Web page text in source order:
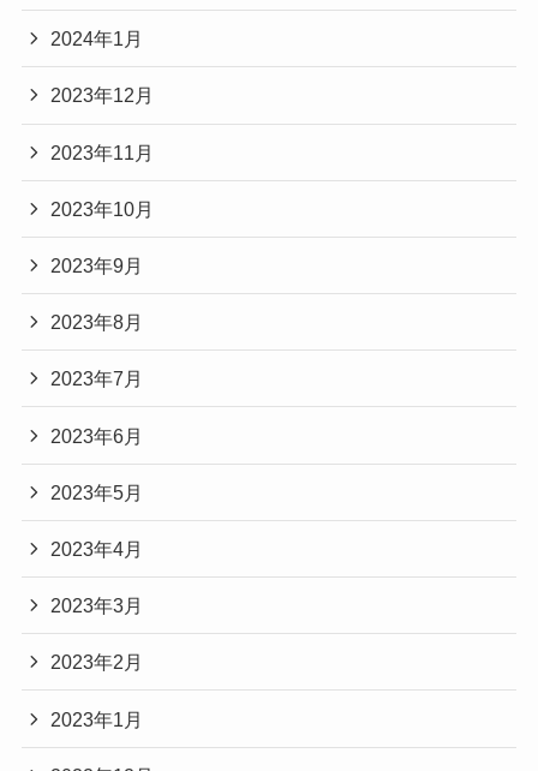
2024年1月
2023年12月
2023年11月
2023年10月
2023年9月
2023年8月
2023年7月
2023年6月
2023年5月
2023年4月
2023年3月
2023年2月
2023年1月